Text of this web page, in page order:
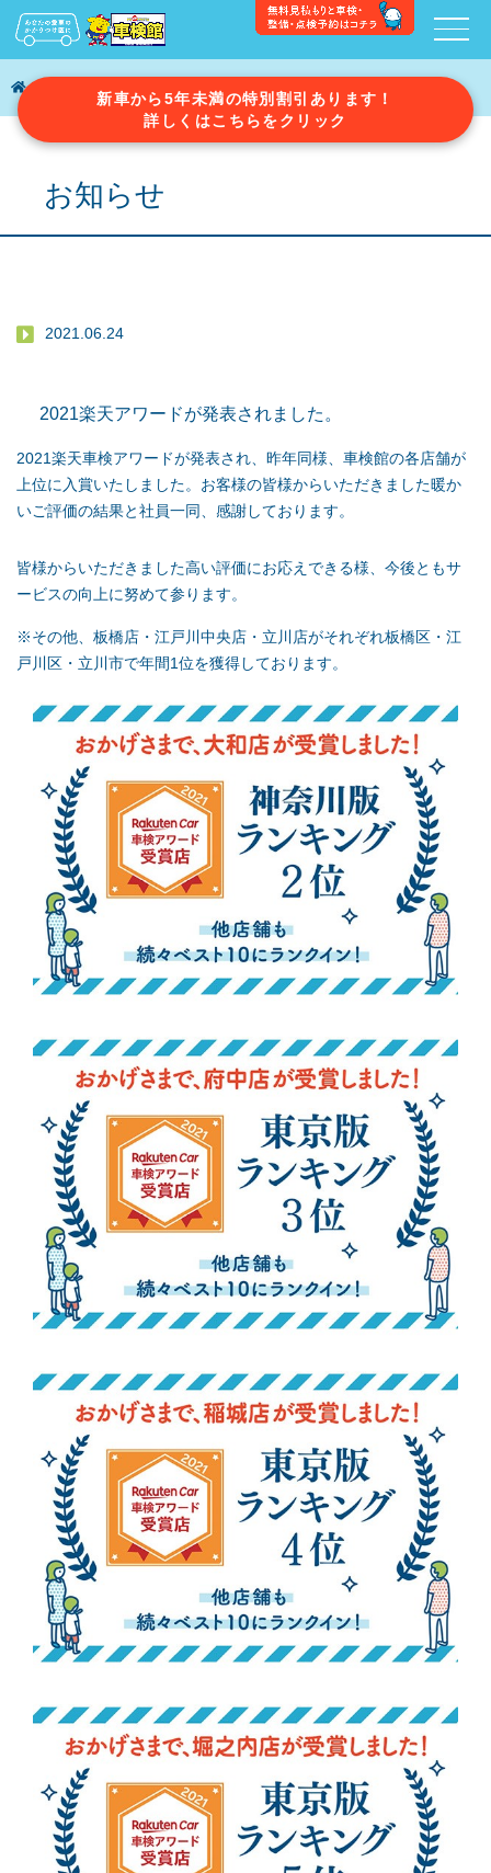
新車から5年未満の特別割引あります！
詳しくはこちらをクリック
2021楽天アワードが発表されました。
お知らせ
2021.06.24
2021楽天アワードが発表されました。
2021楽天車検アワードが発表され、昨年同様、車検館の各店舗が
上位に入賞いたしました。お客様の皆様からいただきました暖か
いご評価の結果と社員一同、感謝しております。
皆様からいただきました高い評価にお応えできる様、今後ともサ
ービスの向上に努めて参ります。
※その他、板橋店・江戸川中央店・立川店がそれぞれ板橋区・江
戸川区・立川市で年間1位を獲得しております。